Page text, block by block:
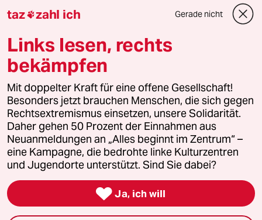
Downloads für Abonnierende
© 2026 taz Verlags und Vertriebs GmbH
Alle Rechte vorbehalten. Bei rechtlichen Fragen oder für Genehmigungen
wenden Sie sich bitte an
lizenzen@taz.de
Feedback Redaktionsstatut Kommune-Richtlinien
Leitlinie Informant Datenschutz Impressum AGB
Seitenwende Einwilligungen widerrufen (Ads)
taz zahl ich Gerade nicht
Links lesen, rechts
bekämpfen
Mit doppelter Kraft für eine offene Gesellschaft!
Besonders jetzt brauchen Menschen, die sich gegen
Rechtsextremismus einsetzen, unsere Solidarität.
Daher gehen 50 Prozent der Einnahmen aus
Neuanmeldungen an „Alles beginnt im Zentrum“ –
eine Kampagne, die bedrohte linke Kulturzentren
und Jugendorte unterstützt. Sind Sie dabei?
 Ja, ich will